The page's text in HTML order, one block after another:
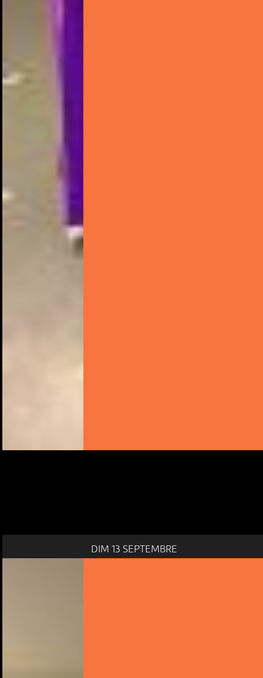
DIM 13 SEPTEMBRE